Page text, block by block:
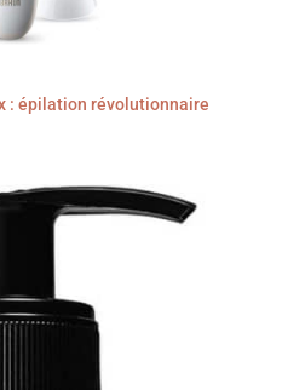
: épilation révolutionnaire